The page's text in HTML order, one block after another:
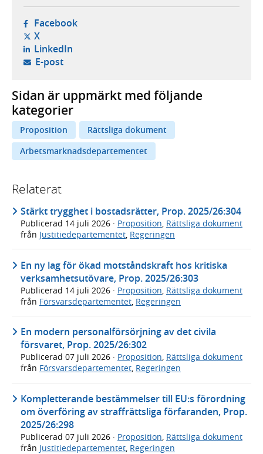
Facebook- öppnas i ny flik, extern webbplats,
X- öppnas i ny flik, extern webbplats,
LinkedIn- öppnas i ny flik, extern webbplats,
E-post- öppnar din e-postklient,
Sidan är uppmärkt med följande
kategorier
Proposition
Rättsliga dokument
Arbetsmarknadsdepartementet
Relaterat
Stärkt trygghet i bostadsrätter, Prop. 2025/26:304
Publicerad 14 juli 2026 · Proposition, Rättsliga dokument
från Justitiedepartementet, Regeringen
En ny lag för ökad motståndskraft hos kritiska
verksamhetsutövare, Prop. 2025/26:303
Publicerad 14 juli 2026 · Proposition Rättsliga dokument
från Försvarsdepartementet Regeringen
En modern personalförsörjning av det civila
försvaret, Prop. 2025/26:302
Publicerad 07 juli 2026 · Proposition, Rättsliga dokument
från Försvarsdepartementet, Regeringen
Kompletterande bestämmelser till EU:s förordning
om överföring av straffrättsliga förfaranden, Prop.
2025/26:298
Publicerad 07 juli 2026 · Proposition, Rättsliga dokument
från Justitiedepartementet, Regeringen